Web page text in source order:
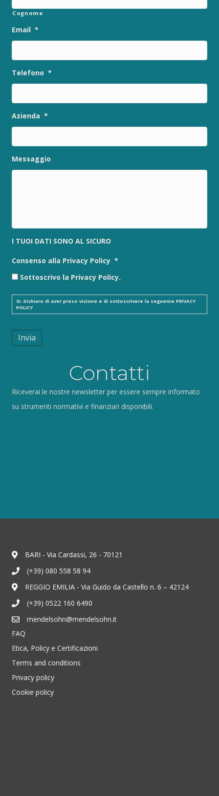
Contatti
Riceverai le nostre newsletter per essere sempre informato
su strumenti normativi e finanziari disponibili.
Cognome
Email *
Telefono *
Azienda *
Messaggio
I TUOI DATI SONO AL SICURO
Consenso alla Privacy Policy *
Sottoscrivo la Privacy Policy.
SI. Dichiaro di aver preso visione e di sottoscrivere la seguente PRIVACY
POLICY
Invia
BARI - Via Cardassi, 26 - 70121
(+39) 080 558 58 94
REGGIO EMILIA - Via Guido da Castello n. 6 – 42124
(+39) 0522 160 6490
mendelsohn@mendelsohn.it
FAQ
Etica, Policy e Certificazioni
Terms and conditions
Privacy policy
Cookie policy